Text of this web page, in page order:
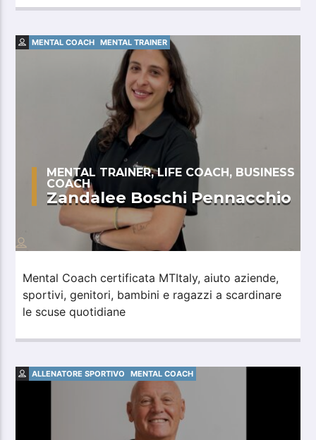
MENTAL COACH MENTAL TRAINER
MENTAL TRAINER, LIFE COACH, BUSINESS
COACH
Zandalee Boschi Pennacchio
Mental Coach certificata MTItaly, aiuto aziende,
sportivi, genitori, bambini e ragazzi a scardinare
le scuse quotidiane
ALLENATORE SPORTIVO MENTAL COACH